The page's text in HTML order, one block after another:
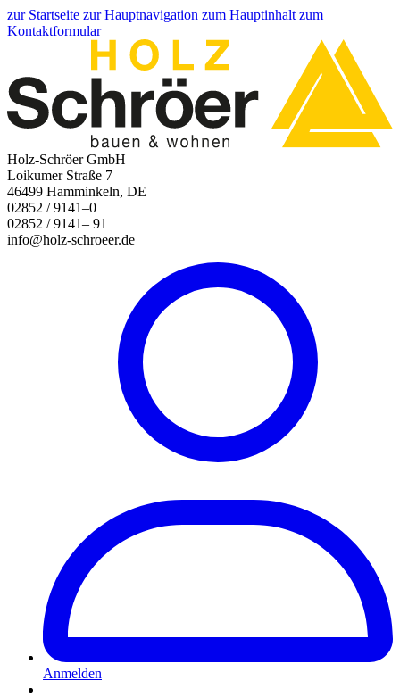
zur Startseite zur Hauptnavigation zum Hauptinhalt zum
Kontaktformular
Holz-Schröer GmbH
Loikumer Straße 7
46499 Hamminkeln, DE
02852 / 9141–0
02852 / 9141– 91
info@holz-schroeer.de
Anmelden